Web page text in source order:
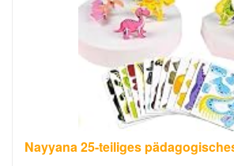
Nayyana 25-teiliges